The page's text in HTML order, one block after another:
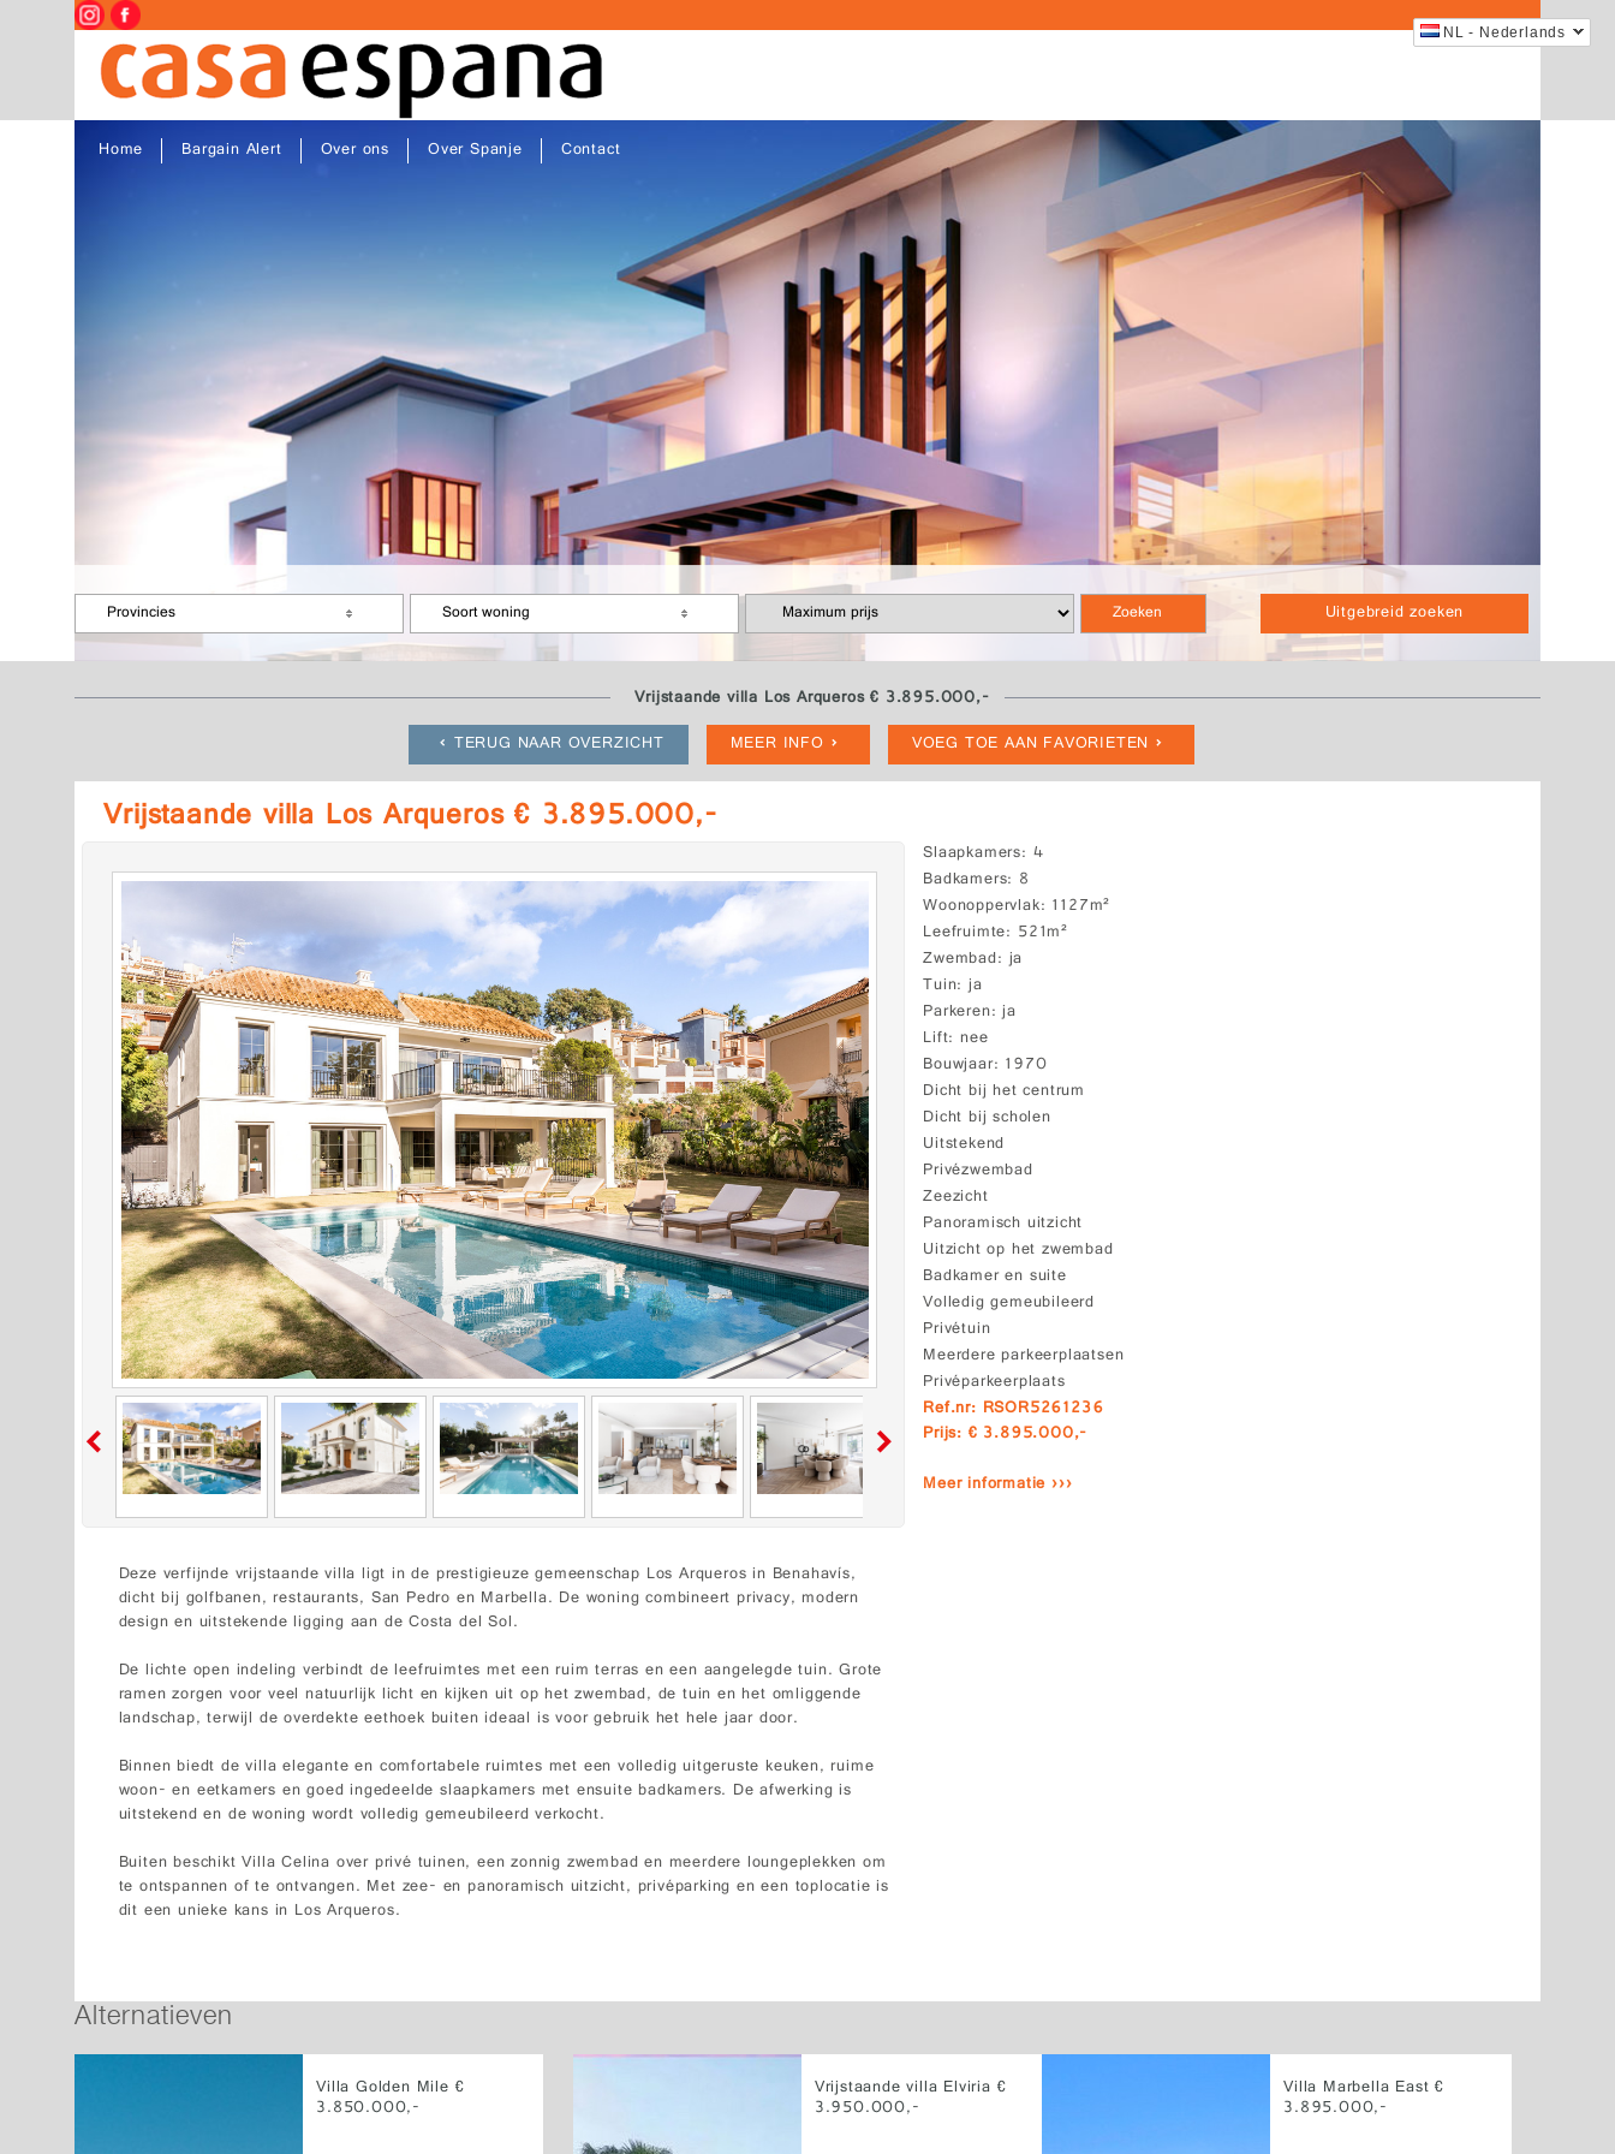
NL - Nederlands
Home Bargain Alert Over ons Over Spanje Contact
Uitgebreid zoeken
Provincies Soort woning
Vrijstaande villa Los Arqueros € 3.895.000,-
TERUG NAAR OVERZICHT
MEER INFO VOEG TOE AAN FAVORIETEN
Vrijstaande villa Los Arqueros € 3.895.000,-
Slaapkamers 4
Badkamers 8
Woonoppervlak 1127m²
Leefruimte 521m²
Zwembad ja
Tuin ja
Parkeren ja
Lift nee
Bouwjaar 1970
Dicht bij het centrum
Dicht bij scholen
Uitstekend
Privézwembad
Zeezicht
Panoramisch uitzicht
Uitzicht op het zwembad
Badkamer en suite
Volledig gemeubileerd
Privétuin
Meerdere parkeerplaatsen
Privéparkeerplaats
Ref.nr: RSOR5261236
Prijs: € 3.895.000,-
Meer informatie ›››
Deze verfijnde vrijstaande villa ligt in de prestigieuze gemeenschap Los Arqueros in Benahavís,
dicht bij golfbanen, restaurants, San Pedro en Marbella. De woning combineert privacy, modern
design en uitstekende ligging aan de Costa del Sol.
De lichte open indeling verbindt de leefruimtes met een ruim terras en een aangelegde tuin. Grote
ramen zorgen voor veel natuurlijk licht en kijken uit op het zwembad, de tuin en het omliggende
landschap, terwijl de overdekte eethoek buiten ideaal is voor gebruik het hele jaar door.
Binnen biedt de villa elegante en comfortabele ruimtes met een volledig uitgeruste keuken, ruime
woon- en eetkamers en goed ingedeelde slaapkamers met ensuite badkamers. De afwerking is
uitstekend en de woning wordt volledig gemeubileerd verkocht.
Buiten beschikt Villa Celina over privé tuinen, een zonnig zwembad en meerdere loungeplekken om
te ontspannen of te ontvangen. Met zee- en panoramisch uitzicht, privéparking en een toplocatie is
dit een unieke kans in Los Arqueros.
Alternatieven
Villa Golden Mile €
3.850.000,-
Vrijstaande villa Elviria €
3.950.000,-
Villa Marbella East €
3.895.000,-